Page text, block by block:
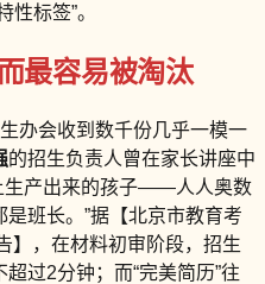
标签”。
最容易被淘汰
办会收到数千份几乎一模一
的招生负责人曾在家长讲座中
生产出来的孩子——人人奥数
班长。”据【北京市教育考
】，在材料初审阶段，招生
过2分钟；而“完美简历”往